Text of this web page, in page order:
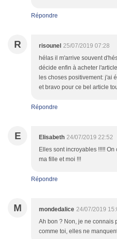
Répondre
R risounel 25/07/2019 07:28
hélas il m'arrive souvent
décide enfin à acheter
les choses positivement: j'ai
et bravo pour ce bel article
Répondre
E Elisabeth 24/07/2019 22:52
Elles sont incroyables !!!!!
ma fille et moi !!!
Répondre
M mondedalice 24/07/2019
Ah bon ? Non, je ne connais
comme toi, elles ne